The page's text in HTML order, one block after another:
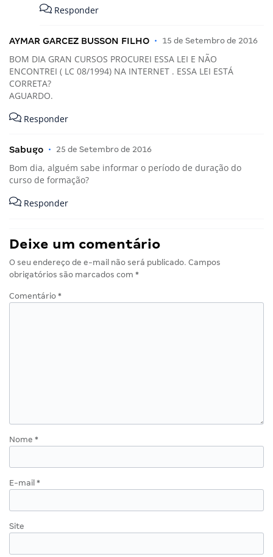
Responder
AYMAR GARCEZ BUSSON FILHO • 15 de Setembro de 2016
BOM DIA GRAN CURSOS PROCUREI ESSA LEI E NÃO
ENCONTREI ( LC 08/1994) NA INTERNET . ESSA LEI ESTÁ
CORRETA?
AGUARDO.
Responder
Sabugo • 25 de Setembro de 2016
Bom dia, alguém sabe informar o período de duração do
curso de formação?
Responder
Deixe um comentário
O seu endereço de e-mail não será publicado. Campos
obrigatórios são marcados com *
Comentário *
Nome *
E-mail *
Site